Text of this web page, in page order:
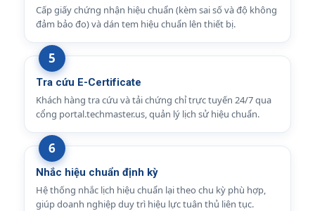
Cấp giấy chứng nhận hiệu chuẩn (kèm sai số và độ không
đảm bảo đo) và dán tem hiệu chuẩn lên thiết bị.
Tra cứu E-Certificate
Khách hàng tra cứu và tải chứng chỉ trực tuyến 24/7 qua
cổng portal.techmaster.us, quản lý lịch sử hiệu chuẩn.
Nhắc hiệu chuẩn định kỳ
Hệ thống nhắc lịch hiệu chuẩn lại theo chu kỳ phù hợp,
giúp doanh nghiệp duy trì hiệu lực tuân thủ liên tục.